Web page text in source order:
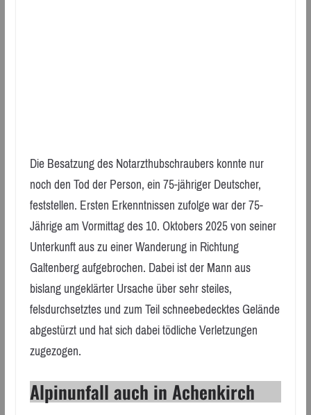
Die Besatzung des Notarzthubschraubers konnte nur
noch den Tod der Person, ein 75-jähriger Deutscher,
feststellen. Ersten Erkenntnissen zufolge war der 75-
Jährige am Vormittag des 10. Oktobers 2025 von seiner
Unterkunft aus zu einer Wanderung in Richtung
Galtenberg aufgebrochen. Dabei ist der Mann aus
bislang ungeklärter Ursache über sehr steiles,
felsdurchsetztes und zum Teil schneebedecktes Gelände
abgestürzt und hat sich dabei tödliche Verletzungen
zugezogen.
Alpinunfall auch in Achenkirch